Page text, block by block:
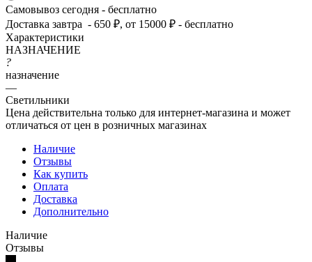
Самовывоз сегодня - бесплатно
Доставка завтра - 650 ₽, от 15000 ₽ - бесплатно
Характеристики
НАЗНАЧЕНИЕ
?
назначение
—
Светильники
Цена действительна только для интернет-магазина и может
отличаться от цен в розничных магазинах
Наличие
Отзывы
Как купить
Оплата
Доставка
Дополнительно
Наличие
Отзывы